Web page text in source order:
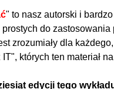
" to nasz autorski i
do
zrozumiały dla
których ten materiał
edycji tego